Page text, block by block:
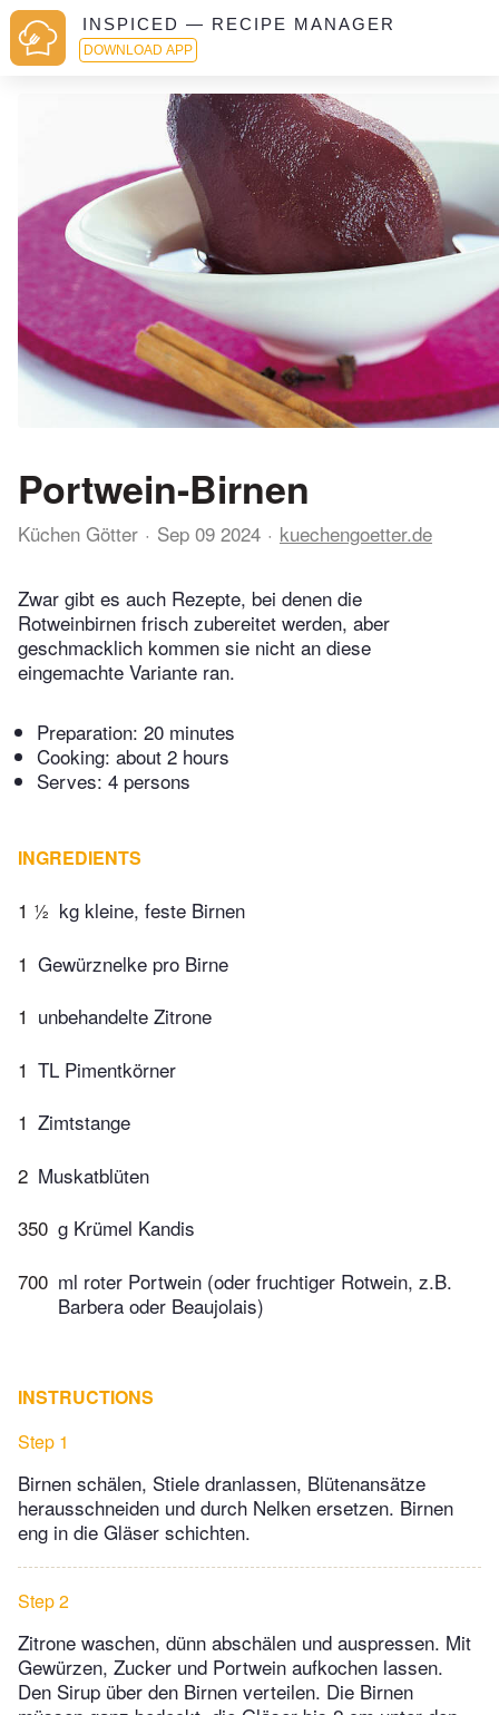
INSPICED — RECIPE MANAGER
DOWNLOAD APP
Portwein-Birnen
Küchen Götter Sep 09 2024 kuechengoetter.de
Zwar gibt es auch Rezepte, bei denen die
Rotweinbirnen frisch zubereitet werden, aber
geschmacklich kommen sie nicht an diese
eingemachte Variante ran.
Preparation: 20 minutes
Cooking: about 2 hours
Serves: 4 persons
INGREDIENTS
1 ½ kg kleine, feste Birnen
1 Gewürznelke pro Birne
1 unbehandelte Zitrone
1 TL Pimentkörner
1 Zimtstange
2 Muskatblüten
350 g Krümel Kandis
700 ml roter Portwein (oder fruchtiger Rotwein, z.B.
Barbera oder Beaujolais)
INSTRUCTIONS
Step 1
Birnen schälen, Stiele dranlassen, Blütenansätze
herausschneiden und durch Nelken ersetzen. Birnen
eng in die Gläser schichten.
Step 2
Zitrone waschen, dünn abschälen und auspressen. Mit
Gewürzen, Zucker und Portwein aufkochen lassen.
Den Sirup über den Birnen verteilen. Die Birnen